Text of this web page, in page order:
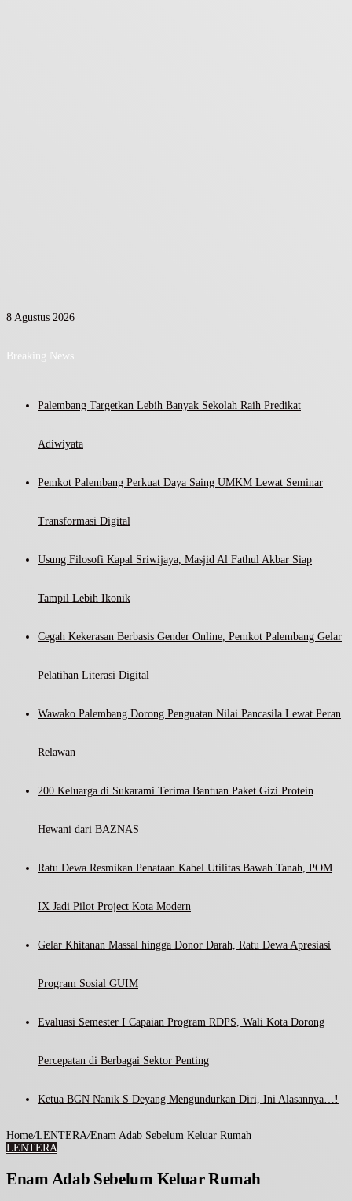
8 Agustus 2026
Breaking News
Palembang Targetkan Lebih Banyak Sekolah Raih Predikat
Adiwiyata
Pemkot Palembang Perkuat Daya Saing UMKM Lewat Seminar
Transformasi Digital
Usung Filosofi Kapal Sriwijaya, Masjid Al Fathul Akbar Siap
Tampil Lebih Ikonik
Cegah Kekerasan Berbasis Gender Online, Pemkot Palembang Gelar
Pelatihan Literasi Digital
Wawako Palembang Dorong Penguatan Nilai Pancasila Lewat Peran
Relawan
200 Keluarga di Sukarami Terima Bantuan Paket Gizi Protein
Hewani dari BAZNAS
Ratu Dewa Resmikan Penataan Kabel Utilitas Bawah Tanah, POM
IX Jadi Pilot Project Kota Modern
Gelar Khitanan Massal hingga Donor Darah, Ratu Dewa Apresiasi
Program Sosial GUIM
Evaluasi Semester I Capaian Program RDPS, Wali Kota Dorong
Percepatan di Berbagai Sektor Penting
Ketua BGN Nanik S Deyang Mengundurkan Diri, Ini Alasannya…!
Home/LENTERA/Enam Adab Sebelum Keluar Rumah
LENTERA
Enam Adab Sebelum Keluar Rumah